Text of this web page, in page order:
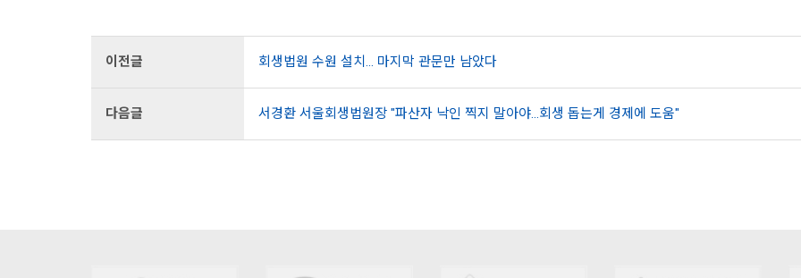
이전글 회생법원 수원 설치… 마지막 관문만 남았다
다음글 서경환 서울회생법원장 "파산자 낙인 찍지 말아야…회생 돕는게 경제에 도움"